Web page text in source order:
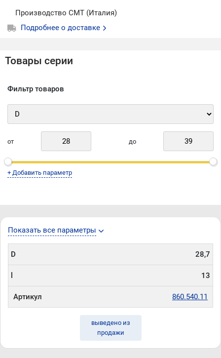
Производство СМТ (Италия)
Подробнее о доставке
Товары серии
Фильтр товаров
от до
+ Добавить параметр
Показать все параметры
D 28,7
13
Артикул 860.540.11
выведено из
продажи